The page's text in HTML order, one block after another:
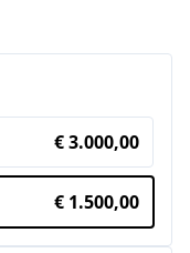
€ 3.000,00
€ 1.500,00